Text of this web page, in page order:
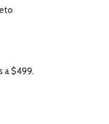
a $499.